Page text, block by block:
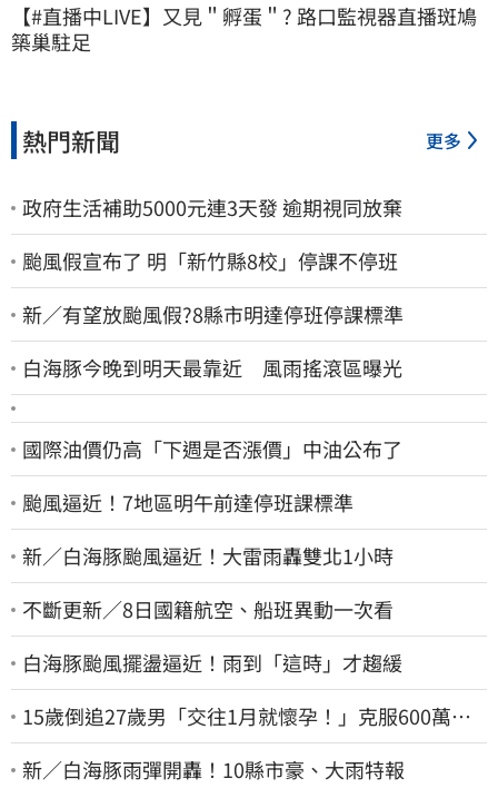
【#直播中LIVE】又見＂孵蛋＂? 路口監視器直播斑鳩
築巢駐足
熱門新聞 更多
政府生活補助5000元連3天發 逾期視同放棄
颱風假宣布了 明「新竹縣8校」停課不停班
新／有望放颱風假?8縣市明達停班停課標準
白海豚今晚到明天最靠近 風雨搖滾區曝光
國際油價仍高「下週是否漲價」中油公布了
颱風逼近！7地區明午前達停班課標準
新／白海豚颱風逼近！大雷雨轟雙北1小時
不斷更新／8日國籍航空、船班異動一次看
白海豚颱風擺盪逼近！雨到「這時」才趨緩
15歲倒追27歲男「交往1月就懷孕！」克服600萬債
務 36歲美魔女當阿嬤了
新／白海豚雨彈開轟！10縣市豪、大雨特報